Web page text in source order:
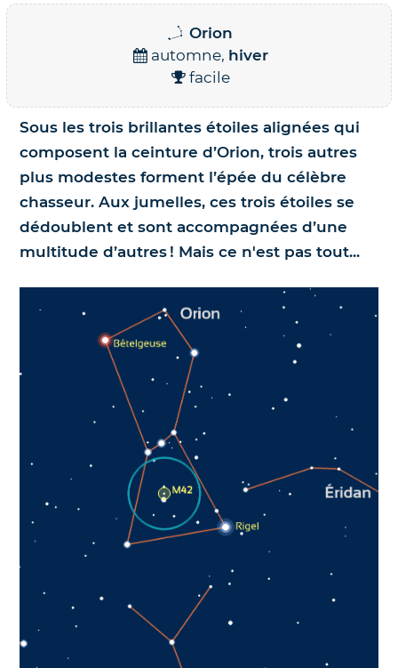
Science et exploration spatiale
Le coin des enfants
Nos jumelles pour l'astronomie
Orion
automne, hiver
facile
Sous les trois brillantes étoiles alignées qui
composent la ceinture d’Orion, trois autres
plus modestes forment l’épée du célèbre
chasseur. Aux jumelles, ces trois étoiles se
dédoublent et sont accompagnées d’une
multitude d’autres ! Mais ce n'est pas tout...